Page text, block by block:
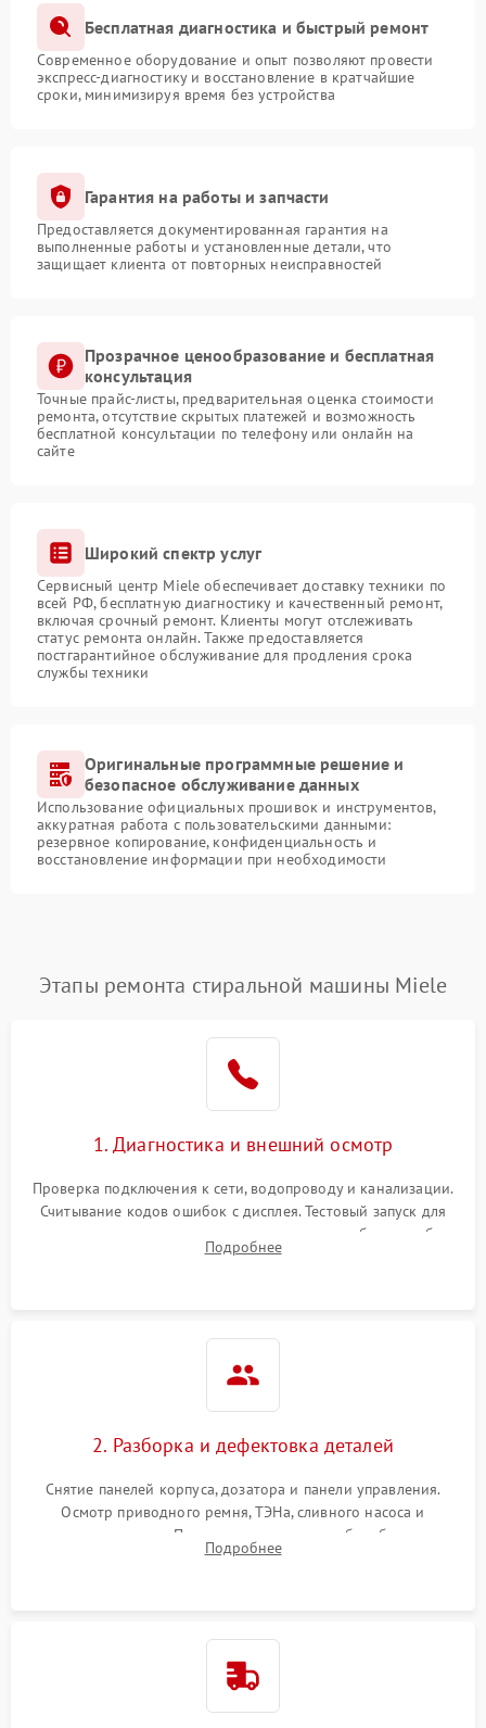
Бесплатная диагностика и быстрый ремонт
Современное оборудование и опыт позволяют провести
экспресс-диагностику и восстановление в кратчайшие
сроки, минимизируя время без устройства
Гарантия на работы и запчасти
Предоставляется документированная гарантия на
выполненные работы и установленные детали, что
защищает клиента от повторных неисправностей
Прозрачное ценообразование и бесплатная
консультация
Точные прайс-листы, предварительная оценка стоимости
ремонта, отсутствие скрытых платежей и возможность
бесплатной консультации по телефону или онлайн на
сайте
Широкий спектр услуг
Сервисный центр Miele обеспечивает доставку техники по
всей РФ, бесплатную диагностику и качественный ремонт,
включая срочный ремонт. Клиенты могут отслеживать
статус ремонта онлайн. Также предоставляется
постгарантийное обслуживание для продления срока
службы техники
Оригинальные программные решение и
безопасное обслуживание данных
Использование официальных прошивок и инструментов,
аккуратная работа с пользовательскими данными:
резервное копирование, конфиденциальность и
восстановление информации при необходимости
Этапы ремонта стиральной машины Miele
1. Диагностика и внешний осмотр
Проверка подключения к сети, водопроводу и канализации.
Считывание кодов ошибок с дисплея. Тестовый запуск для
выявления посторонних шумов, протечек или сбоев в работе
электронного модуля управления.
Подробнее
2. Разборка и дефектовка деталей
Снятие панелей корпуса, дозатора и панели управления.
Осмотр приводного ремня, ТЭНа, сливного насоса и
амортизаторов. Проверка подшипников барабана и
крестовины на износ, а манжеты люка на разрывы.
Подробнее